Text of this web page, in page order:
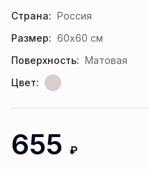
Страна: Россия
Размер: 60x60 см
Поверхность: Матовая
Цвет:
655 ₽